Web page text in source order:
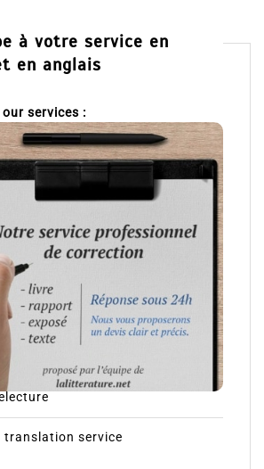
à votre service en
en anglais
services :
translation service